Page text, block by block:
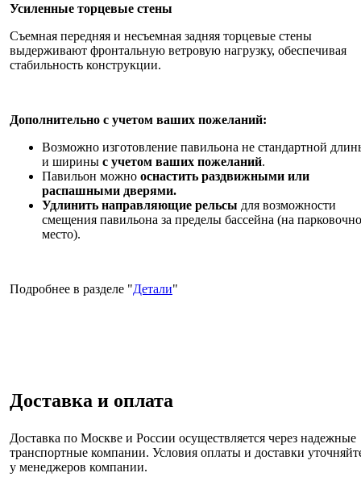
Усиленные торцевые стены
Съемная передняя и несъемная задняя торцевые стены
выдерживают фронтальную ветровую нагрузку, обеспечивая
стабильность конструкции.
Дополнительно с учетом ваших пожеланий:
Возможно изготовление павильона не стандартной
и ширины с учетом ваших пожеланий.
Павильон можно оснастить раздвижными или
распашными дверями.
Удлинить направляющие рельсы для возможности
смещения павильона за пределы бассейна (на
место).
Подробнее в разделе "Детали"
Доставка и оплата
Доставка по Москве и России осуществляется через надежные
транспортные компании. Условия оплаты и доставки
у менеджеров компании.